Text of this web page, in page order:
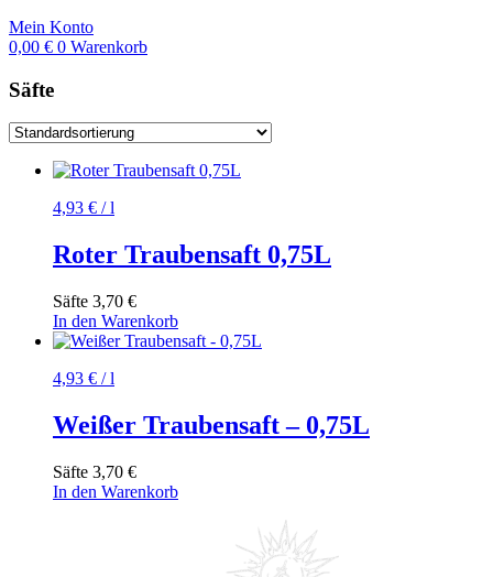
Mein Konto
0,00 € 0 Warenkorb
Säfte
4,93 € /l
Roter Traubensaft 0,75L
Säfte 3,70 €
In den Warenkorb
4,93 € /l
Weißer Traubensaft – 0,75L
Säfte 3,70 €
In den Warenkorb